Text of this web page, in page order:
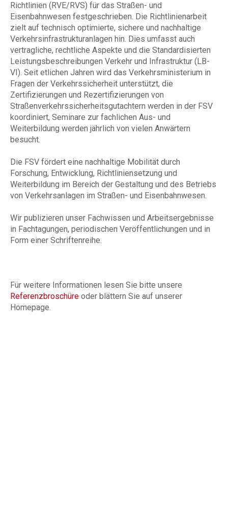
Richtlinien (RVE/RVS) für das Straßen- und
Eisenbahnwesen festgeschrieben. Die Richtlinienarbeit
zielt auf technisch optimierte, sichere und nachhaltige
Verkehrsinfrastrukturanlagen hin. Dies umfasst auch
vertragliche, rechtliche Aspekte und die Standardisierten
Leistungsbeschreibungen Verkehr und Infrastruktur (LB-
VI). Seit etlichen Jahren wird das Verkehrsministerium in
Fragen der Verkehrssicherheit unterstützt, die
Zertifizierungen und Rezertifizierungen von
Straßenverkehrssicherheitsgutachtern werden in der FSV
koordiniert, Seminare zur fachlichen Aus- und
Weiterbildung werden jährlich von vielen Anwärtern
besucht.
Die FSV fördert eine nachhaltige Mobilität durch
Forschung, Entwicklung, Richtliniensetzung und
Weiterbildung im Bereich der Gestaltung und des Betriebs
von Verkehrsanlagen im Straßen- und Eisenbahnwesen.
Wir publizieren unser Fachwissen und Arbeitsergebnisse
in Fachtagungen, periodischen Veröffentlichungen und in
Form einer Schriftenreihe.
Für weitere Informationen lesen Sie bitte unsere
Referenzbroschüre oder blättern Sie auf unserer
Homepage.